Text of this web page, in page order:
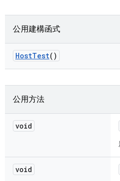
公用建構函式
HostTest()
公用方法
void
void